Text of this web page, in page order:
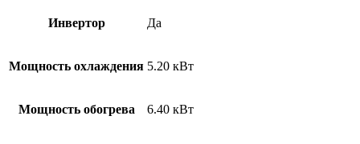
Инвертор Да
Мощность охлаждения 5.20 кВт
Мощность обогрева 6.40 кВт